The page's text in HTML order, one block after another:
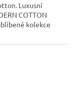
Luxusní
COTTON
kolekce